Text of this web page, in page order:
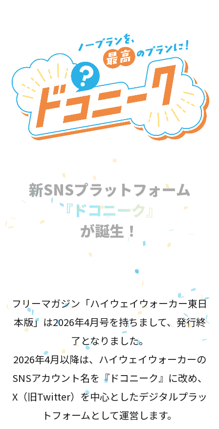
新SNSプラットフォーム
『ドコニーク』
が誕生！
フリーマガジン「ハイウェイウォーカー東日
本版」は2026年4月号を持ちまして、発行終
了となりました。
2026年4月以降は、ハイウェイウォーカーの
SNSアカウント名を『ドコニーク』に改め、
X（旧Twitter）を中心としたデジタルプラッ
トフォームとして運営します。